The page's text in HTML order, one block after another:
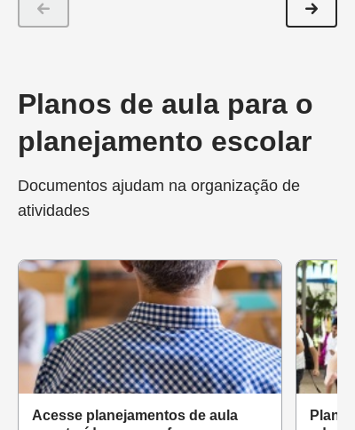
Planos de aula para o
planejamento escolar
Documentos ajudam na organização de
atividades
Acesse planejamentos de aula